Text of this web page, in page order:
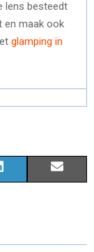
lens besteedt
en maak ook
glamping in
R
K R
I